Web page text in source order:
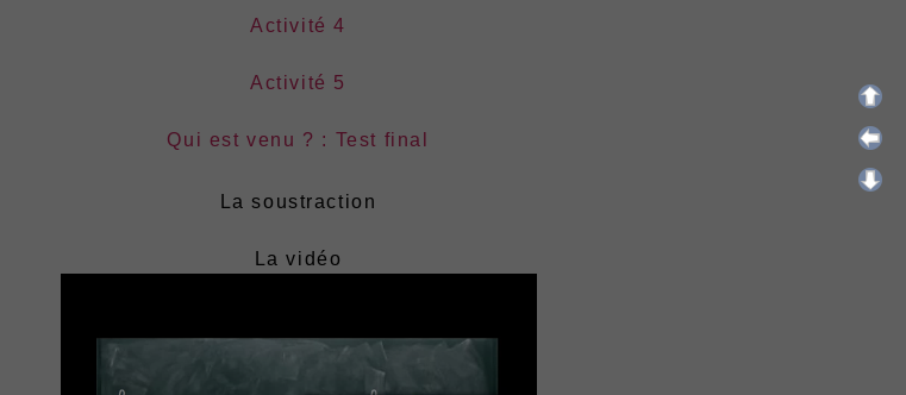
Activité 4
Activité 5
Qui est venu ? : Test final
La soustraction
La vidéo